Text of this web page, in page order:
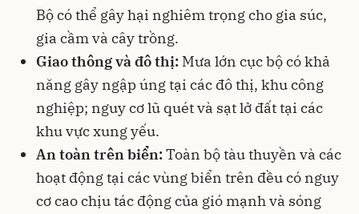
Bộ có thể gây hại nghiêm trọng cho gia súc,
gia cầm và cây trồng.
Giao thông và đô thị: Mưa lớn cục bộ có khả
năng gây ngập úng tại các đô thị, khu công
nghiệp; nguy cơ lũ quét và sạt lở đất tại các
khu vực xung yếu.
An toàn trên biển:Toàn bộ tàu thuyền và các
hoạt động tại các vùng biển trên đều có nguy
cơ cao chịu tác động của gió mạnh và sóng